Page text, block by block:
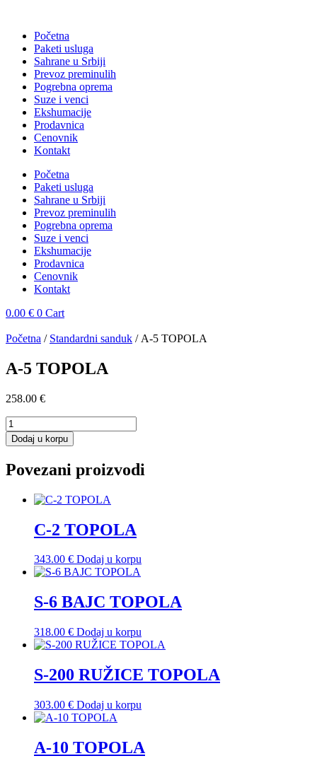
sadržajPočetna
Paketi usluga
Sahrane u Srbiji
Prevoz preminulih
Pogrebna oprema
Suze i venci
Ekshumacije
Prodavnica
Cenovnik
Kontakt
Početna
Paketi usluga
Sahrane u Srbiji
Prevoz preminulih
Pogrebna oprema
Suze i venci
Ekshumacije
Prodavnica
Cenovnik
Kontakt
0.00 € 0 Cart
Početna / Standardni sanduk / A-5 TOPOLA
A-5 TOPOLA
258.00 €
A-
5
TOPOLA
Dodaj u korpu
Povezani proizvodi
C-2 TOPOLA
343.00 € Dodaj u korpu
S-6 BAJC TOPOLA
318.00 € Dodaj u korpu
S-200 RUŽICE TOPOLA
303.00 € Dodaj u korpu
A-10 TOPOLA